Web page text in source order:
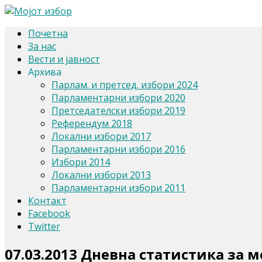
Почетна
За нас
Вести и јавност
Архива
Парлам. и претсед. избори 2024
Парламентарни избори 2020
Претседателски избори 2019
Референдум 2018
Локални избори 2017
Парламентарни избори 2016
Избори 2014
Локални избори 2013
Парламентарни избори 2011
Контакт
Facebook
Twitter
07.03.2013 Дневна статистика за